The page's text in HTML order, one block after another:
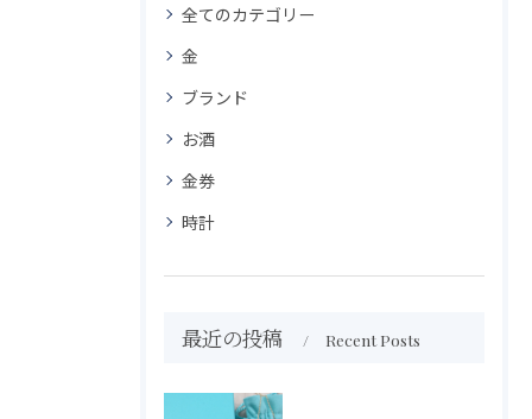
全てのカテゴリー
金
ブランド
お酒
金券
時計
最近の投稿 Recent Posts